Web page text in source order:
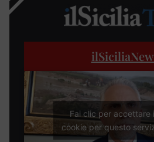
Fai clic per accettare i
cookie per questo